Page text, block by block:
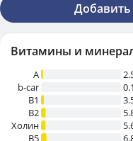
Витамины и
A
b-car
В1
B2
Холин
B5